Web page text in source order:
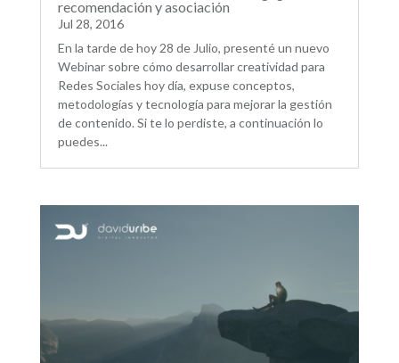
recomendación y asociación
Jul 28, 2016
En la tarde de hoy 28 de Julio, presenté un nuevo
Webinar sobre cómo desarrollar creatividad para
Redes Sociales hoy día, expuse conceptos,
metodologías y tecnología para mejorar la gestión
de contenido. Si te lo perdiste, a continuación lo
puedes...